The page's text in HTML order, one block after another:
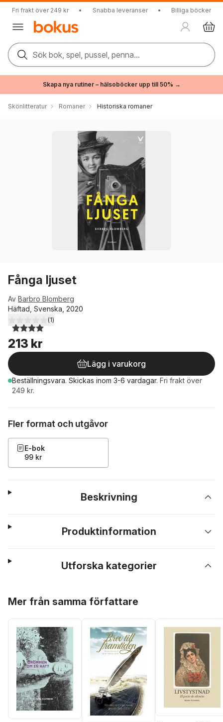
Fri frakt över 249 kr • Snabba leveranser • Billiga böcker
Sök bok, spel, pussel, penna...
Skapa nya rutiner – hälsoböcker upp till 50% →
Skönlitteratur Romaner Historiska romaner
Fånga ljuset
Av Barbro Blomberg
Häftad, Svenska, 2020
4,0utav 5 stjärnor. Totalt antal röster:
(1)
213 kr
Lägg i varukorg
Beställningsvara. Skickas inom 3-6 vardagar. Fri frakt över
249 kr.
Fler format och utgåvor
E-bok
99 kr
Beskrivning
Produktinformation
Utforska kategorier
Mer från samma författare